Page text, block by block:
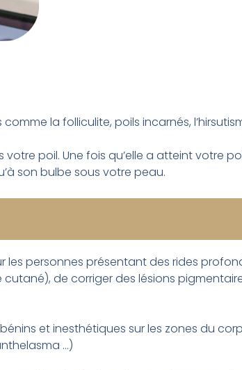
la folliculite, poils incarnés,
poil. Une fois qu’elle a atteint votre
son bulbe sous votre peau.
personnes présentant des rides
de corriger des lésions
et inesthétiques sur les zones du
…)